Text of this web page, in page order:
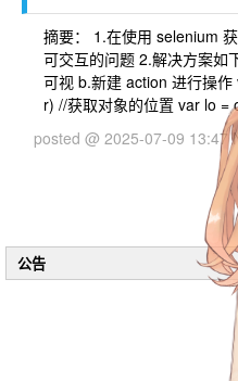
摘要： 1.在使用 selenium
可交互的问题 2.解决方案如
可视 b.新建 action 进行操
r) //获取对象的位置 var lo
posted @ 2025-07-09 13:47
公告